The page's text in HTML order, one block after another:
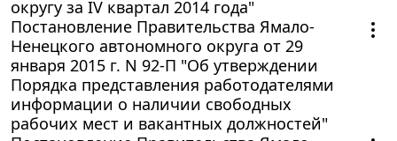
округу за IV квартал 2014 года"
Постановление Правительства Ямало-
Ненецкого автономного округа от 29
января 2015 г. N 92-П "Об утверждении
Порядка представления работодателями
информации о наличии свободных
рабочих мест и вакантных должностей"